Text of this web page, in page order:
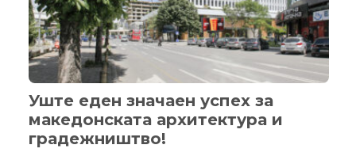
Уште еден значаен успех за
македонската архитектура и
градежништво!